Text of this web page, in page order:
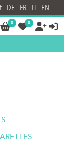
DE FR IT EN
0 0  